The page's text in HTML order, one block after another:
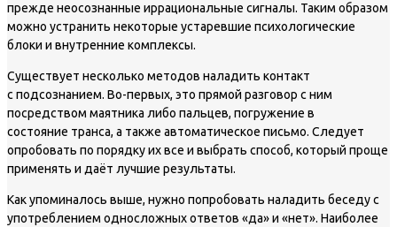
прежде неосознанные иррациональные сигналы. Таким образом
можно устранить некоторые устаревшие психологические
блоки и внутренние комплексы.
Существует несколько методов наладить контакт
с подсознанием. Во-первых, это прямой разговор с ним
посредством маятника либо пальцев, погружение в
состояние транса, а также автоматическое письмо. Следует
опробовать по порядку их все и выбрать способ, который проще
применять и даёт лучшие результаты.
Как упоминалось выше, нужно попробовать наладить беседу с
употреблением односложных ответов «да» и «нет». Наиболее